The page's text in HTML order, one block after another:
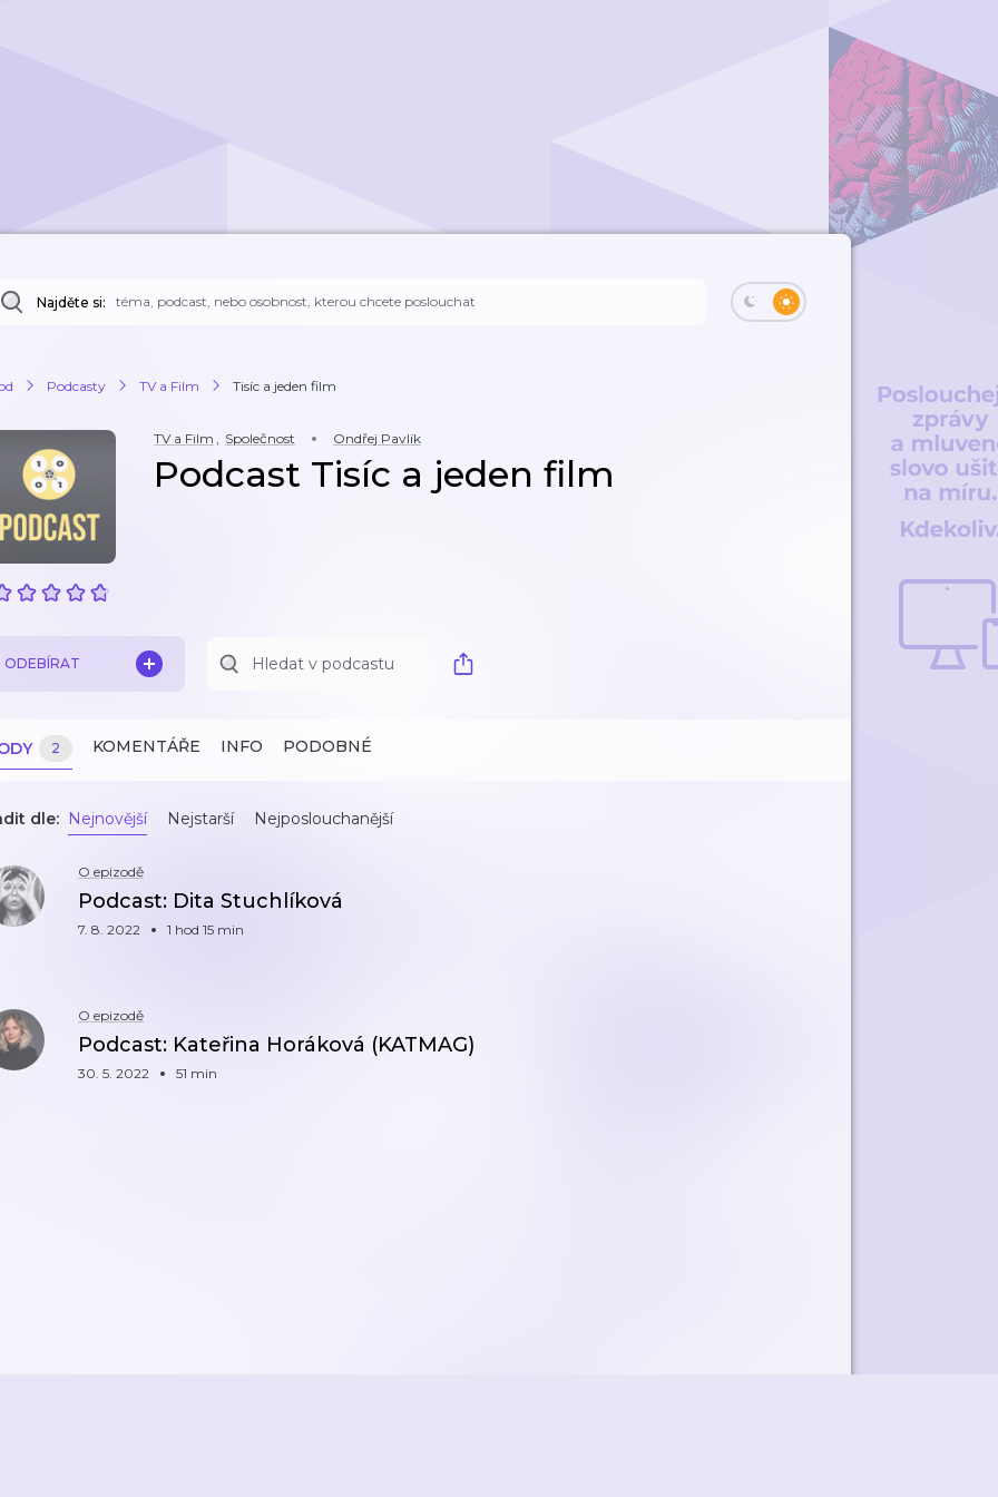
Najděte si:
Podcasty TV a Film Tisíc a jeden film
TV a Film , Společnost Ondřej Pavlík
Podcast Tisíc a jeden film
ODEBÍRAT
2 KOMENTÁŘE INFO PODOBNÉ
dle: Nejnovější Nejstarší Nejposlouchanější
O epizodě
Podcast: Dita Stuchlíková
7. 8. 2022 1 hod 15 min
O epizodě
Podcast: Kateřina Horáková (KATMAG)
30. 5. 2022 51 min